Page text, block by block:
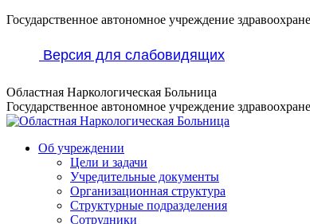
Перейти
содержанию
Государственное автономное учреждение
Версия для слабовидящих
Областная Наркологическая Больница
Государственное автономное учреждение
Об учреждении
Цели и задачи
Учредительные документы
Организационная структура
Структурные подразделения
Сотрудники